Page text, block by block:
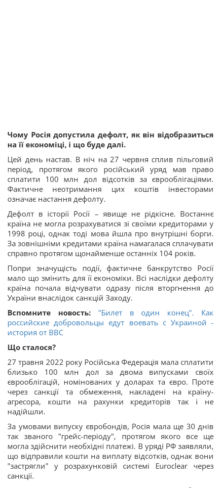
Чому Росія допустила дефолт, як він відобразиться
на її економіці, і що буде далі.
Цей день настав. В ніч на 27 червня сплив пільговий
період, протягом якого російський уряд мав право
сплатити 100 млн дол відсотків за єврооблігаціями.
Фактичне неотримання цих коштів інвесторами
означає настання дефолту.
Дефолт в історії Росії – явище не рідкісне. Востаннє
країна не могла розрахуватися зі своїми кредиторами у
1998 році, однак тоді мова йшла про внутрішні борги.
За зовнішніми кредитами країна намагалася сплачувати
справно протягом щонайменше останніх 104 років.
Попри значущість події, фактичне банкрутство Росії
мало що змінить для її економіки. Всі наслідки дефолту
країна почала відчувати одразу після вторгнення до
України внаслідок санкцій Заходу.
Вспомните новость:
"Билет в один конец". Как
российские добровольцы едут воевать с Украиной -
история от BBC
Що сталося?
27 травня 2022 року Російська Федерація мала сплатити
близько 100 млн дол за двома випусками своїх
єврооблігацій, номінованих у доларах та євро. Проте
через санкції та обмеження, накладені на країну-
агресора, кошти на рахунки кредиторів так і не
надійшли.
За умовами випуску євробондів, Росія мала ще 30 днів
так званого "грейс-періоду", протягом якого все ще
могла здійснити необхідні платежі. В уряді РФ заявляли,
що відправили кошти на виплату відсотків, однак вони
"застрягли" у розрахунковій системі Euroclear через
санкції.